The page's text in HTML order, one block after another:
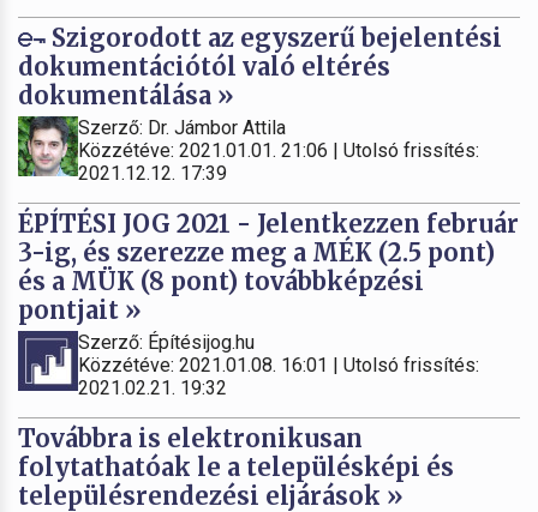
Szigorodott az egyszerű bejelentési
dokumentációtól való eltérés
dokumentálása »
Szerző: Dr. Jámbor Attila
Közzétéve: 2021.01.01. 21:06 | Utolsó frissítés:
2021.12.12. 17:39
ÉPÍTÉSI JOG 2021 - Jelentkezzen február
3-ig, és szerezze meg a MÉK (2.5 pont)
és a MÜK (8 pont) továbbképzési
pontjait »
Szerző: Építésijog.hu
Közzétéve: 2021.01.08. 16:01 | Utolsó frissítés:
2021.02.21. 19:32
Továbbra is elektronikusan
folytathatóak le a településképi és
településrendezési eljárások »